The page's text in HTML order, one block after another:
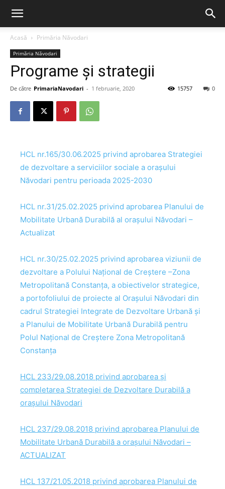
Acasă Primăria Năvodari
Primăria Năvodari
Programe și strategii
De către PrimariaNavodari - 1 februarie, 2020 0
15757
HCL nr.165/30.06.2025 privind aprobarea Strategiei
de dezvoltare a serviciilor sociale a orașului
Năvodari pentru perioada 2025-2030
HCL nr.31/25.02.2025 privind aprobarea Planului de
Mobilitate Urbană Durabilă al orașului Năvodari –
Actualizat
HCL nr.30/25.02.2025 privind aprobarea viziunii de
dezvoltare a Polului Național de Creștere –Zona
Metropolitană Constanța, a obiectivelor strategice,
a portofoliului de proiecte al Orașului Năvodari din
cadrul Strategiei Integrate de Dezvoltare Urbană și
a Planului de Mobilitate Urbană Durabilă pentru
Polul Național de Creștere Zona Metropolitană
Constanța
HCL 233/29.08.2018 privind aprobarea și
completarea Strategiei de Dezvoltare Durabilă a
orașului Năvodari
HCL 237/29.08.2018 privind aprobarea Planului de
Mobilitate Urbană Durabilă a orașului Năvodari –
ACTUALIZAT
HCL 137/21.05.2018 privind aprobarea Planului de